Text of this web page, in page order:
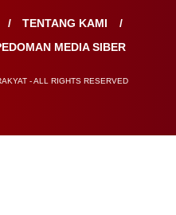
TENTANG KAMI
MEDIA SIBER
- ALL RIGHTS RESERVED